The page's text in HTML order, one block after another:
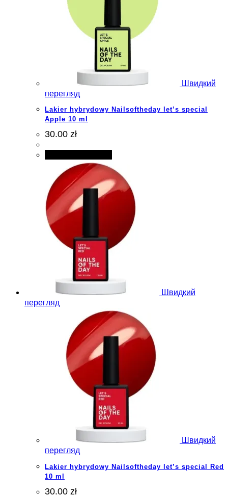
Швидкий
перегляд
Lakier hybrydowy Nailsoftheday let’s special
Apple 10 ml
30.00 zł
Швидкий
перегляд
Швидкий
перегляд
Lakier hybrydowy Nailsoftheday let’s special Red
10 ml
30.00 zł